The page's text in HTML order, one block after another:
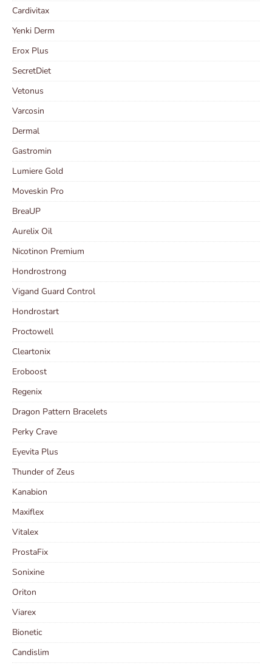
Cardivitax
Yenki Derm
Erox Plus
SecretDiet
Vetonus
Varcosin
Dermal
Gastromin
Lumiere Gold
Moveskin Pro
BreaUP
Aurelix Oil
Nicotinon Premium
Hondrostrong
Vigand Guard Control
Hondrostart
Proctowell
Cleartonix
Eroboost
Regenix
Dragon Pattern Bracelets
Perky Crave
Eyevita Plus
Thunder of Zeus
Kanabion
Maxiflex
Vitalex
ProstaFix
Sonixine
Oriton
Viarex
Bionetic
Candislim